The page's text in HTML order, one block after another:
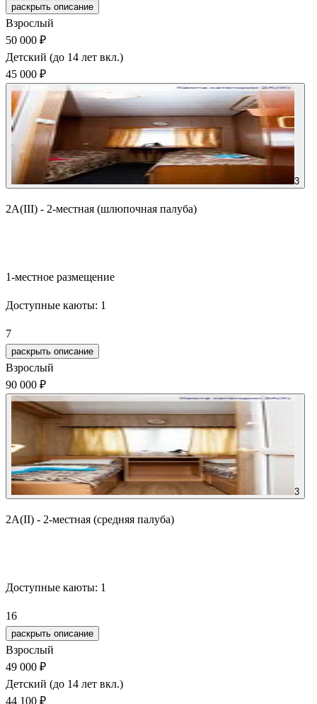
раскрыть описание
Взрослый
50 000 ₽
Детский (до 14 лет вкл.)
45 000 ₽
3
2А(III) - 2-местная (шлюпочная палуба)
1-местное размещение
Доступные каюты: 1
7
раскрыть описание
Взрослый
90 000 ₽
3
2А(II) - 2-местная (средняя палуба)
Доступные каюты: 1
16
раскрыть описание
Взрослый
49 000 ₽
Детский (до 14 лет вкл.)
44 100 ₽